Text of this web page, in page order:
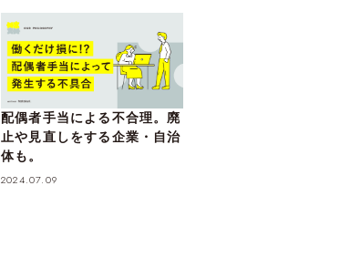
配偶者手当による不合理。廃
止や見直しをする企業・自治
体も。
2024.07.09